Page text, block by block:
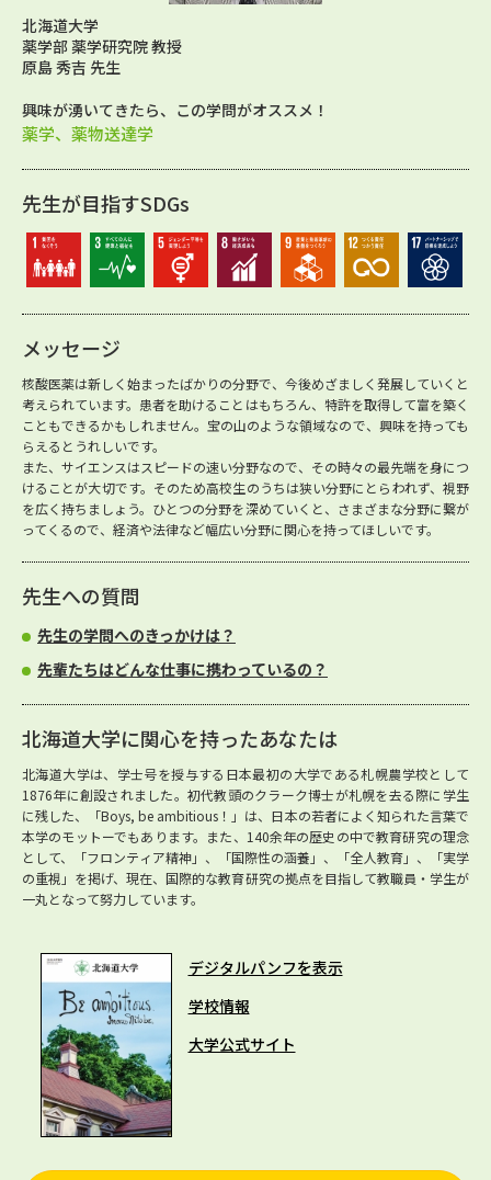
北海道大学
薬学部 薬学研究院 教授
原島 秀吉 先生
興味が湧いてきたら、この学問がオススメ！
薬学、薬物送達学
先生が目指すSDGs
メッセージ
核酸医薬は新しく始まったばかりの分野で、今後めざましく発展していくと
考えられています。患者を助けることはもちろん、特許を取得して富を築く
こともできるかもしれません。宝の山のような領域なので、興味を持っても
らえるとうれしいです。
また、サイエンスはスピードの速い分野なので、その時々の最先端を身につ
けることが大切です。そのため高校生のうちは狭い分野にとらわれず、視野
を広く持ちましょう。ひとつの分野を深めていくと、さまざまな分野に繋が
ってくるので、経済や法律など幅広い分野に関心を持ってほしいです。
先生への質問
先生の学問へのきっかけは？
先輩たちはどんな仕事に携わっているの？
北海道大学に関心を持ったあなたは
北海道大学は、学士号を授与する日本最初の大学である札幌農学校として
1876年に創設されました。初代教頭のクラーク博士が札幌を去る際に学生
に残した、「Boys, be ambitious！」は、日本の若者によく知られた言葉で
本学のモットーでもあります。また、140余年の歴史の中で教育研究の理念
として、「フロンティア精神」、「国際性の涵養」、「全人教育」、「実学
の重視」を掲げ、現在、国際的な教育研究の拠点を目指して教職員・学生が
一丸となって努力しています。
デジタルパンフを表示
学校情報
大学公式サイト